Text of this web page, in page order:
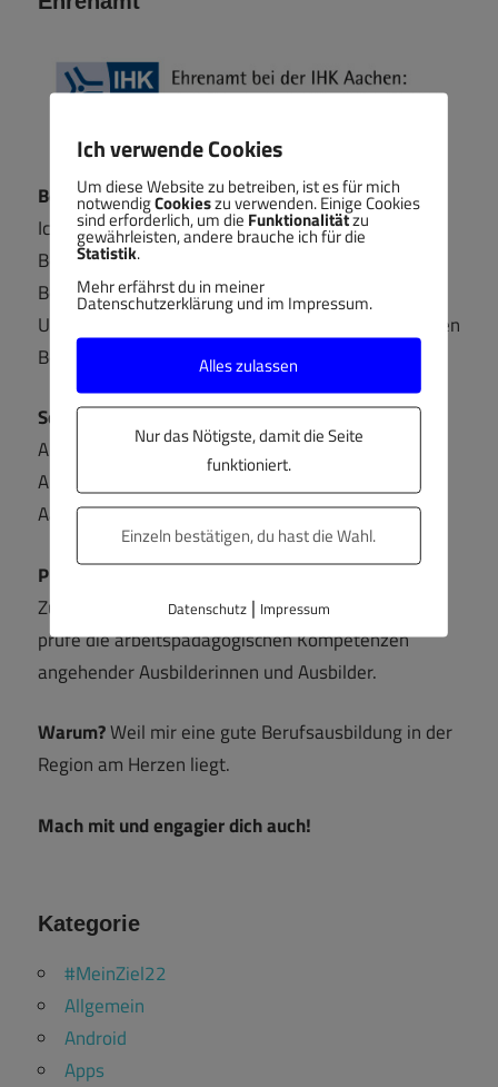
Berufsbildungsausschuss
Ich bin ehrenamtliches Mitglied im
Berufsbildungsausschuss der IHK Aachen und im
Berufsbildungsausschuss des Landesamts für
Umwelt und Naturschutz (für die umwelttechnischen
Berufe). Jeweils für die Arbeitgeberseite.
Schlichtungsausschuss
Außerdem bin ich berufener Schlichter der
Arbeitgeber im Schlichtungsausschuss der IHK
Aachen.
Prüfungsausschuss
Zudem bin ich als Prüfer für die AEVO tätig und
prüfe die arbeitspädagogischen Kompetenzen
angehender Ausbilderinnen und Ausbilder.
Warum?Weil mir eine gute Berufsausbildung in der
Region am Herzen liegt.
Mach mit und engagier dich auch!
Kategorie
#MeinZiel22
Allgemein
Android
Apps
Ich verwende Cookies
Um diese Website zu betreiben, ist es für mich
notwendigCookieszu verwenden. Einige Cookies
sind erforderlich, um dieFunktionalitätzu
gewährleisten, andere brauche ich für die
Statistik.
Mehr erfährst du in meiner
Datenschutzerklärung und im Impressum.
Alles zulassen
Nur das Nötigste, damit die Seite
funktioniert.
Einzeln bestätigen, du hast die Wahl.
Datenschutz| Impressum